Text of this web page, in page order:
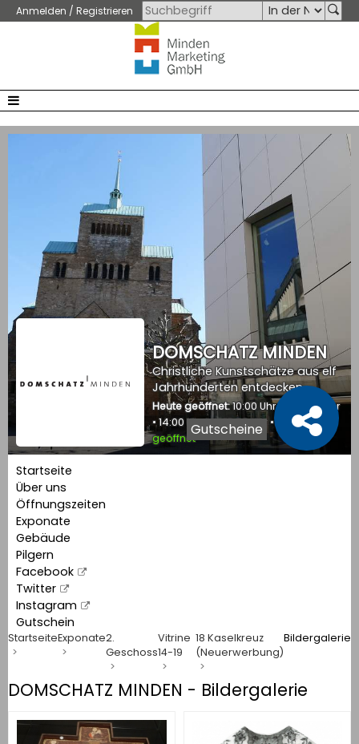
Anmelden / Registrieren
DOMSCHATZ MINDEN
Christliche Kunstschätze aus elf
Jahrhunderten entdecken
Heute geöffnet:10:00 Uhr bis 12:30 Uhr
• 14:00 Uhr bis 16:30 Uhr •
Jetzt
geöffnetGutscheine
Startseite
Über uns
Öffnungszeiten
Exponate
Gebäude
Pilgern
Facebook
Twitter
Instagram
Gutschein
StartseiteExponate2.
Geschoss
Vitrine
14-19
18 Kaselkreuz
(Neuerwerbung)
Bildergalerie
DOMSCHATZ MINDEN - Bildergalerie